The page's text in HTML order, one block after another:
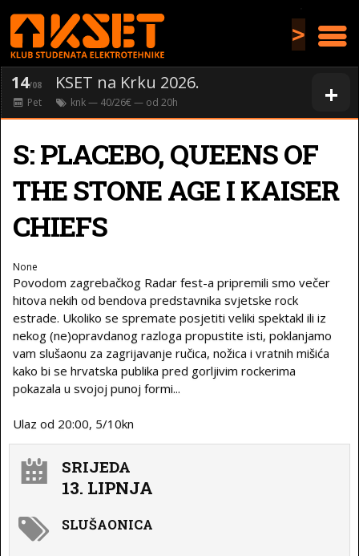
>
+
14/08 KSET na Krku 2026.
Pet knk— 40/26€ — od 20h
S: PLACEBO, QUEENS OF
THE STONE AGE I KAISER
CHIEFS
None
Povodom zagrebačkog Radar fest-a pripremili smo večer
hitova nekih od bendova predstavnika svjetske rock
estrade. Ukoliko se spremate posjetiti veliki spektakl ili iz
nekog (ne)opravdanog razloga propustite isti, poklanjamo
vam slušaonu za zagrijavanje ručica, nožica i vratnih mišića
kako bi se hrvatska publika pred gorljivim rockerima
pokazala u svojoj punoj formi...
Ulaz od 20:00, 5/10kn
SRIJEDA
13. LIPNJA
SLUŠAONICA